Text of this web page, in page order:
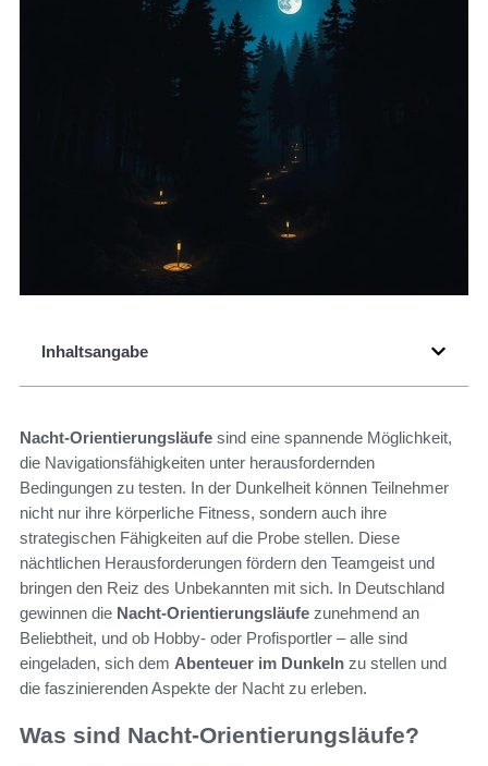
Inhaltsangabe
Nacht-Orientierungsläufe sind eine spannende Möglichkeit,
die Navigationsfähigkeiten unter herausfordernden
Bedingungen zu testen. In der Dunkelheit können Teilnehmer
nicht nur ihre körperliche Fitness, sondern auch ihre
strategischen Fähigkeiten auf die Probe stellen. Diese
nächtlichen Herausforderungen fördern den Teamgeist und
bringen den Reiz des Unbekannten mit sich. In Deutschland
gewinnen die Nacht-Orientierungsläufe zunehmend an
Beliebtheit, und ob Hobby- oder Profisportler – alle sind
eingeladen, sich dem Abenteuer im Dunkeln zu stellen und
die faszinierenden Aspekte der Nacht zu erleben.
Was sind Nacht-Orientierungsläufe?